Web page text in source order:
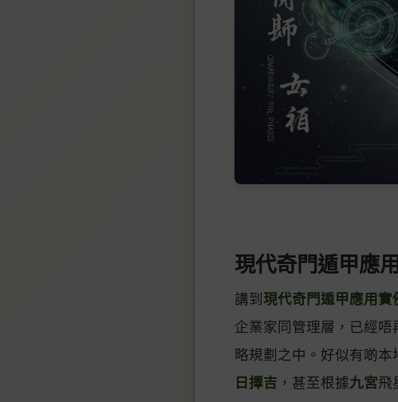
現代奇門遁甲應
講到 現代奇門遁甲應用實
企業家同管理層，已經
略規劃之中。好似有啲
日擇吉 ，甚至根據九宮飛